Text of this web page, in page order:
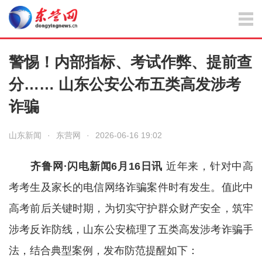
警惕！内部指标、考试作弊、提前查
分…… 山东公安公布五类高发涉考
诈骗
山东新闻 · 东营网 · 2026-06-16 19:02
齐鲁网·闪电新闻6月16日讯 近年来，针对中高
考考生及家长的电信网络诈骗案件时有发生。值此中
高考前后关键时期，为切实守护群众财产安全，筑牢
涉考反诈防线，山东公安梳理了五类高发涉考诈骗手
法，结合典型案例，发布防范提醒如下：